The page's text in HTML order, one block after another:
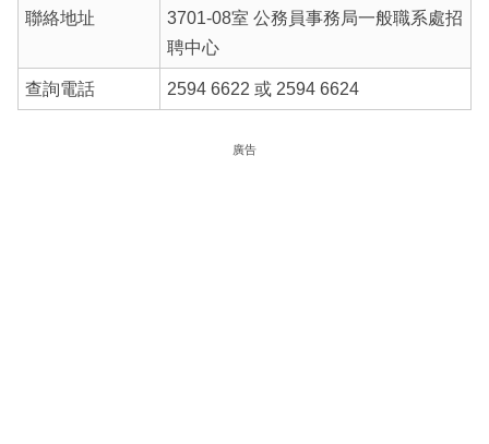
聯絡地址
3701-08室 公務員事務局一般職系處招
聘中心
查詢電話 2594 6622 或 2594 6624
廣告